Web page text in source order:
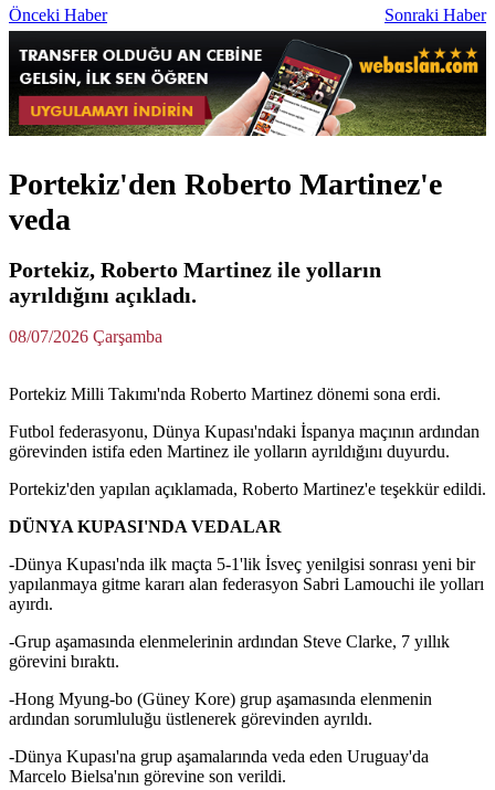
Önceki Haber Sonraki Haber
Portekiz'den Roberto Martinez'e
veda
Portekiz, Roberto Martinez ile yolların
ayrıldığını açıkladı.
08/07/2026 Çarşamba
Portekiz Milli Takımı'nda Roberto Martinez dönemi sona erdi.
Futbol federasyonu, Dünya Kupası'ndaki İspanya maçının ardından
görevinden istifa eden Martinez ile yolların ayrıldığını duyurdu.
Portekiz'den yapılan açıklamada, Roberto Martinez'e teşekkür edildi.
DÜNYA KUPASI'NDA VEDALAR
-Dünya Kupası'nda ilk maçta 5-1'lik İsveç yenilgisi sonrası yeni bir
yapılanmaya gitme kararı alan federasyon Sabri Lamouchi ile yolları
ayırdı.
-Grup aşamasında elenmelerinin ardından Steve Clarke, 7 yıllık
görevini bıraktı.
-Hong Myung-bo (Güney Kore) grup aşamasında elenmenin
ardından sorumluluğu üstlenerek görevinden ayrıldı.
-Dünya Kupası'na grup aşamalarında veda eden Uruguay'da
Marcelo Bielsa'nın görevine son verildi.